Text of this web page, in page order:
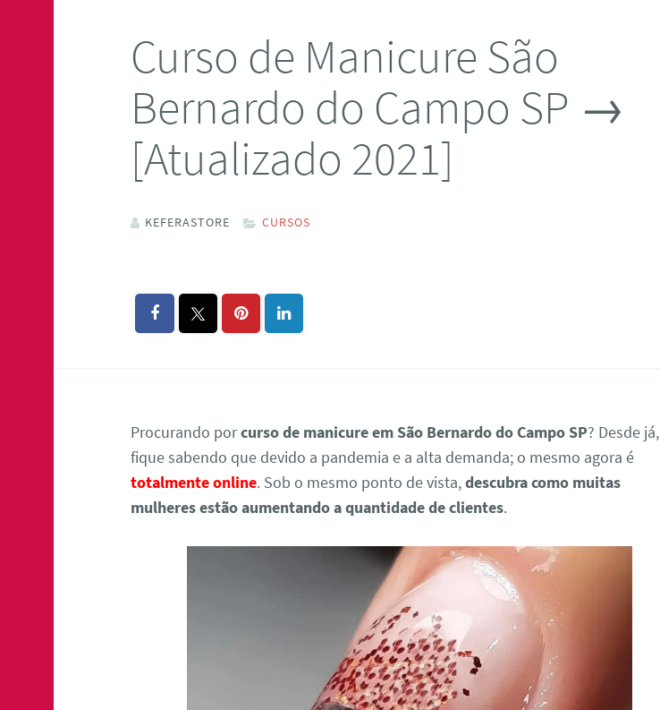
Curso de Manicure São
Bernardo do Campo SP →
[Atualizado 2021]
KEFERASTORE CURSOS
Procurando porcurso de manicure em São Bernardo do Campo SP? Desde já,
fique sabendo que devido a pandemia e a alta demanda; o mesmo agora é
totalmente online. Sob o mesmo ponto de vista,descubra como muitas
mulheres estão aumentando a quantidade de clientes.